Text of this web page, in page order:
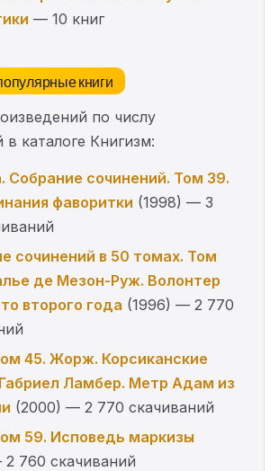
— 10 книг
книги
по числу
в каталоге Книгизм:
сочинений. Том 39.
фаворитки (1998) — 3
сочинений в 50 томах. Том
де Мезон-Руж. Волонтер
второго года (1996) — 2 770
45. Жорж. Корсиканские
Ламбер. Метр Адам из
(2000) — 2 770 скачиваний
59. Исповедь маркизы
760 скачиваний